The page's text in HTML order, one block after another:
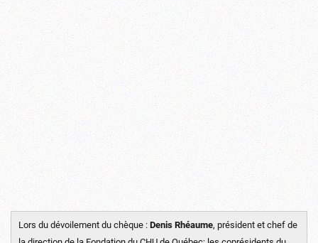
Lors du dévoilement du chèque :Denis Rhéaume, président et chef de